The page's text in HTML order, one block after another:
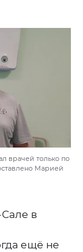
врачей только по
Марией
в
ещё не